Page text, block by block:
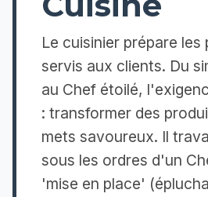
Le cuisinier prépare
servis aux clients. Du
au Chef étoilé,
: transformer des
mets savoureux. Il
sous les ordres d'un
'mise en place'